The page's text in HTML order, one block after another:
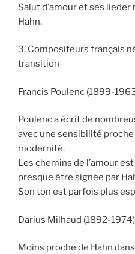
Salut d’amour et ses
Hahn.
3. Compositeurs français
transition
Francis Poulenc (1899-
Poulenc a écrit de
avec une sensibilité
modernité.
Les chemins de l’amour
presque être signée par
Son ton est parfois plus
Darius Milhaud (1892-1974)
Moins proche de Hahn